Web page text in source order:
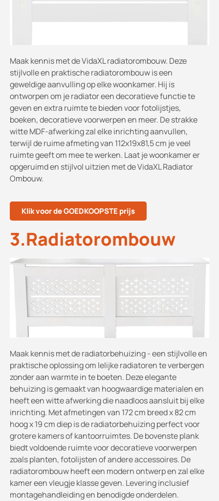
Maak kennis met de VidaXL radiatorombouw. Deze
stijlvolle en praktische radiatorombouw is een
geweldige aanvulling op elke woonkamer. Hij is
ontworpen om je radiator een decoratieve functie te
geven en extra ruimte te bieden voor fotolijstjes,
boeken, decoratieve voorwerpen en meer. De strakke
witte MDF-afwerking zal elke inrichting aanvullen,
terwijl de ruime afmeting van 112x19x81,5 cm je veel
ruimte geeft om mee te werken. Laat je woonkamer er
opgeruimd en stijlvol uitzien met de VidaXL Radiator
Ombouw.
Klik voor de GOEDKOOPSTE prijs
3.Radiatorombouw
Maak kennis met de radiatorbehuizing - een stijlvolle en
praktische oplossing om lelijke radiatoren te verbergen
zonder aan warmte in te boeten. Deze elegante
behuizing is gemaakt van hoogwaardige materialen en
heeft een witte afwerking die naadloos aansluit bij elke
inrichting. Met afmetingen van 172 cm breed x 82 cm
hoog x 19 cm diep is de radiatorbehuizing perfect voor
grotere kamers of kantoorruimtes. De bovenste plank
biedt voldoende ruimte voor decoratieve voorwerpen
zoals planten, fotolijsten of andere accessoires. De
radiatorombouw heeft een modern ontwerp en zal elke
kamer een vleugje klasse geven. Levering inclusief
montagehandleiding en benodigde onderdelen.